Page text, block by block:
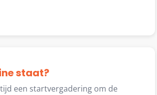
staat?
een startvergadering om de